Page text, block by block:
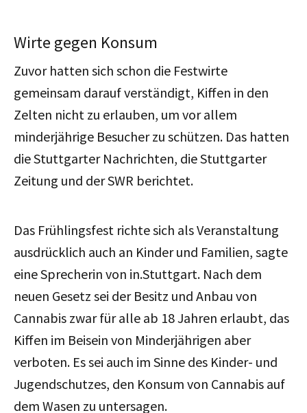
Wirte gegen Konsum
Zuvor hatten sich schon die Festwirte
gemeinsam darauf verständigt, Kiffen in den
Zelten nicht zu erlauben, um vor allem
minderjährige Besucher zu schützen. Das hatten
die Stuttgarter Nachrichten, die Stuttgarter
Zeitung und der SWR berichtet.
Das Frühlingsfest richte sich als Veranstaltung
ausdrücklich auch an Kinder und Familien, sagte
eine Sprecherin von in.Stuttgart. Nach dem
neuen Gesetz sei der Besitz und Anbau von
Cannabis zwar für alle ab 18 Jahren erlaubt, das
Kiffen im Beisein von Minderjährigen aber
verboten. Es sei auch im Sinne des Kinder- und
Jugendschutzes, den Konsum von Cannabis auf
dem Wasen zu untersagen.